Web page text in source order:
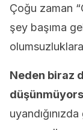
Çoğu zaman
şey başıma
Neden biraz